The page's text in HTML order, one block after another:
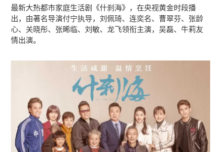
最新大热都市家庭生活剧《什刹海》，在央视黄金时段播
出，由著名导演付宁执导，刘佩琦、连奕名、曹翠芬、张龄
心、关晓彤、张晞临、刘敏、龙飞领衔主演，吴磊、牛莉友
情出演。